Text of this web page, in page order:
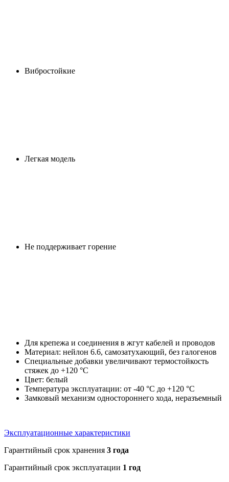
Вибростойкие
Легкая модель
Не поддерживает горение
Для крепежа и соединения в жгут кабелей и проводов
Материал: нейлон 6.6, самозатухающий, без галогенов
Специальные добавки увеличивают термостойкость
стяжек до +120 °С
Цвет: белый
Температура эксплуатации: от -40 °С до +120 °С
Замковый механизм одностороннего хода, неразъемный
Эксплуатационные характеристики
Гарантийный срок хранения 3 года
Гарантийный срок эксплуатации 1 год